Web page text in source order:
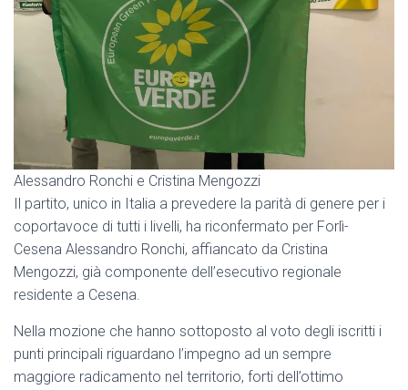
Alessandro Ronchi e Cristina Mengozzi
Il partito, unico in Italia a prevedere la parità di genere per i
coportavoce di tutti i livelli, ha riconfermato per Forlì-
Cesena Alessandro Ronchi, affiancato da Cristina
Mengozzi, già componente dell’esecutivo regionale
residente a Cesena.
Nella mozione che hanno sottoposto al voto degli iscritti i
punti principali riguardano l’impegno ad un sempre
maggiore radicamento nel territorio, forti dell’ottimo